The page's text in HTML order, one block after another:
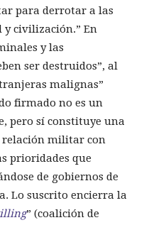
para derrotar a las
y civilización.” En
y las
ser destruidos”, al
malignas”
firmado no es un
pero sí constituye una
relación militar con
prioridades que
de gobiernos de
Lo suscrito encierra la
” (coalición de